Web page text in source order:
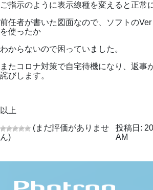
ご指示のように表示線種を変えると正常
前任者が書いた図面なので、ソフトの
を使ったか
わからないので困っていました。
またコロナ対策で自宅待機になり、返事
詫びします。
以上
(まだ評価がありませ
ん)
投稿日:
AM